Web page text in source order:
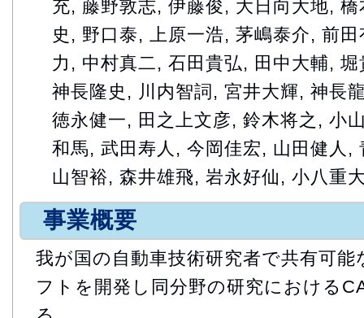
充, 藤野敦志, 伊藤俊, 大日向大地,
史, 野口泰, 上原一浩, 茅嶋泰介, 前
力, 中村真二, 石田貴弘, 田中大輔,
神長隆史, 川内智詞, 宮井大輝, 神長
徳永健一, 田之上文彦, 鈴木将之, 小
和馬, 武田寿人, 今岡佳宏, 山田健人,
山智裕, 森井雄飛, 岩永好仙, 小八重
事業概要
我が国の自動車技術研究者で共有可
フトを開発し同分野の研究における